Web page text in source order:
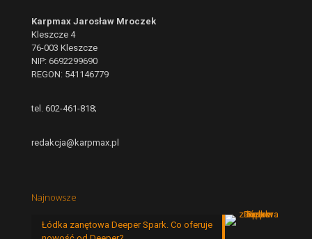
Karpmax Jarosław Mroczek
Kleszcze 4
76-003 Kleszcze
NIP: 6692299690
REGON: 541146779
tel. 602-461-818;
redakcja@karpmax.pl
Najnowsze
Łódka zanętowa Deeper Spark. Co oferuje